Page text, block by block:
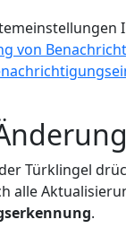
von
Türklingel
alle
.